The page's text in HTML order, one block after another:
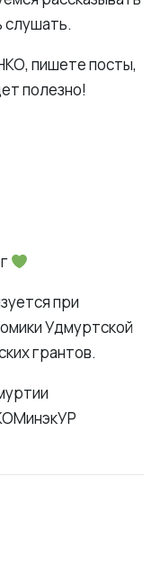
слушать.
пишете посты,
полезно!
при
Удмуртской
грантов.